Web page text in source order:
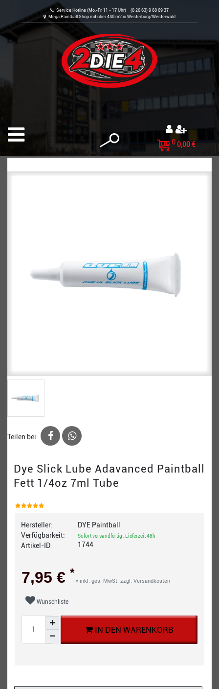
Service Hotline (Mo.-Fr. 11 - 17 Uhr) (0 26 63) 9 68 69 37
Mega Paintball Shop mit über 440 m2 in Westerburg/Westerwald
0 0,00 €
Teilen bei:
Dye Slick Lube Adavanced Paintball
Fett 1/4oz 7ml Tube
Hersteller:
Verfügbarkeit:
Artikel-ID
DYE Paintball
Sofort versandfertig , Lieferzeit 48h
1744
7,95 € *
* inkl. ges. MwSt. zzgl. Versandkosten
Wunschliste
IN DEN WARENKORB